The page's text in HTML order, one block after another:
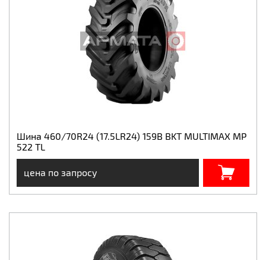
Шина 460/70R24 (17.5LR24) 159B BKT MULTIMAX MP
522 TL
цена по запросу